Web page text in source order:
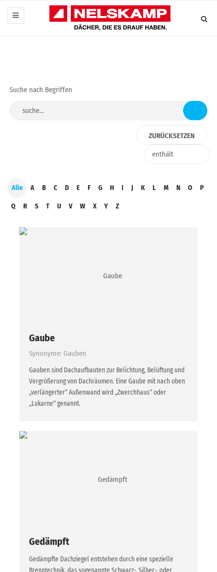
Suche nach Begriffen
Alle A B C D E F G H I J K L M N O P
Q R S T U V W X Y Z
Gaube
Synonyme: Gauben
Gauben sind Dachaufbauten zur Belichtung, Belüftung und
Vergrößerung von Dachräumen. Eine Gaube mit nach oben
„verlängerter“ Außenwand wird „Zwerchhaus“ oder
„Lukarne“ genannt.
Gedämpft
Gedämpfte Dachziegel entstehen durch eine spezielle